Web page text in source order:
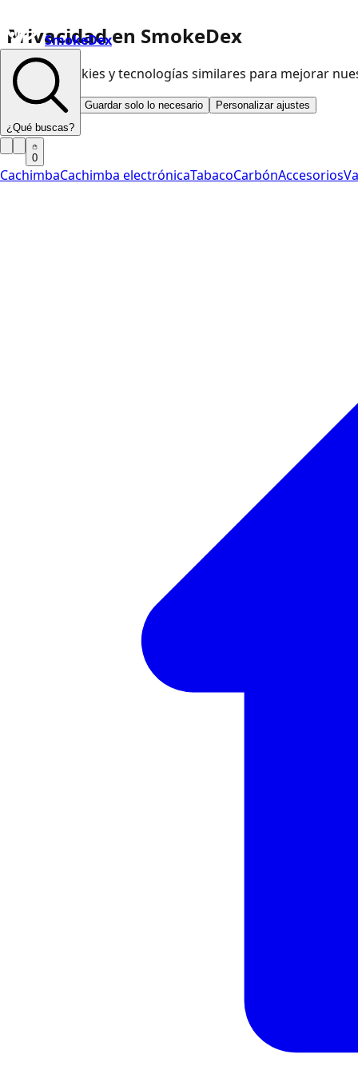
Privacidad en SmokeDex
Usamos cookies y tecnologías similares para mejorar
Aceptar todo Guardar solo lo necesario Personalizar ajustes
SmokeDex
¿Qué buscas?
0
CachimbaCachimba electrónicaTabacoCarbónAccesorios